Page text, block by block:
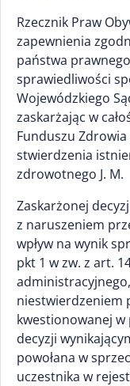
Rzecznik Praw
zapewnienia
państwa
sprawiedliwości
Wojewódzkiego
zaskarżając w
Funduszu
stwierdzenia
zdrowotnego J. M.
Zaskarżonej
z naruszeniem
wpływ na wynik
pkt 1 w zw. z art.
niestwierdzeniem
kwestionowanej
decyzji
powołana w
uczestnika w